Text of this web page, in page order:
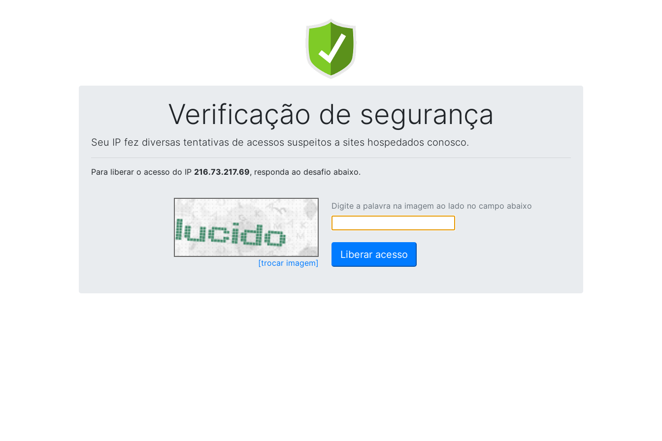
Verificação de segurança
Seu IP fez diversas tentativas de acessos suspeitos a sites hospedados conosco.
Para liberar o acesso do IP 216.73.217.69, responda ao desafio abaixo.
[trocar imagem]
Digite a palavra na imagem ao lado no campo abaixo